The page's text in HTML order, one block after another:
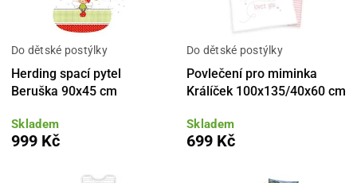
Do dětské postýlky
Herding spací pytel
Beruška 90x45 cm
Skladem
999 Kč
Do dětské postýlky
Povlečení pro miminka
Králíček 100x135/40x60 cm
Skladem
699 Kč